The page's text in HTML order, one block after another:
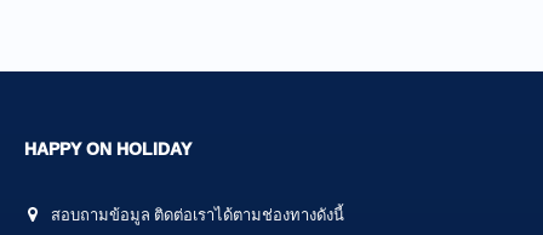
HAPPY ON HOLIDAY
สอบถามข้อมูล ติดต่อเราได้ตามช่องทางดังนี้